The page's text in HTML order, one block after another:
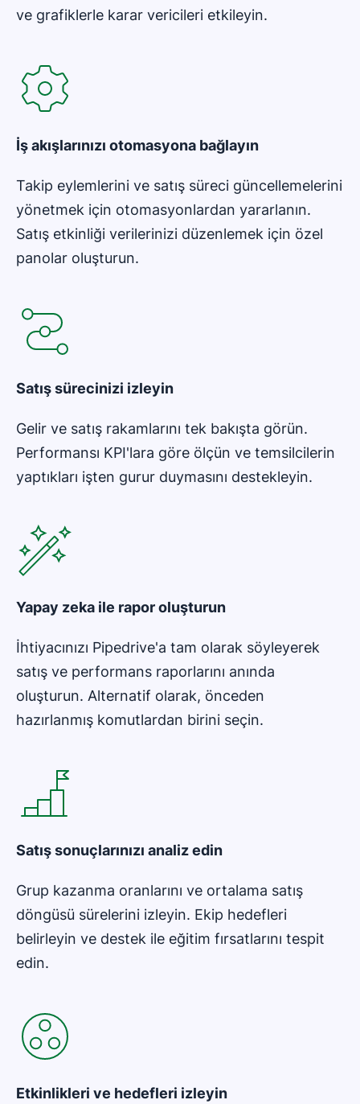
ve grafiklerle karar vericileri etkileyin.
İş akışlarınızı otomasyona bağlayın
Takip eylemlerini ve satış süreci güncellemelerini
yönetmek için otomasyonlardan yararlanın.
Satış etkinliği verilerinizi düzenlemek için özel
panolar oluşturun.
Satış sürecinizi izleyin
Gelir ve satış rakamlarını tek bakışta görün.
Performansı KPI'lara göre ölçün ve temsilcilerin
yaptıkları işten gurur duymasını destekleyin.
Yapay zeka ile rapor oluşturun
İhtiyacınızı Pipedrive'a tam olarak söyleyerek
satış ve performans raporlarını anında
oluşturun. Alternatif olarak, önceden
hazırlanmış komutlardan birini seçin.
Satış sonuçlarınızı analiz edin
Grup kazanma oranlarını ve ortalama satış
döngüsü sürelerini izleyin. Ekip hedefleri
belirleyin ve destek ile eğitim fırsatlarını tespit
edin.
Etkinlikleri ve hedefleri izleyin